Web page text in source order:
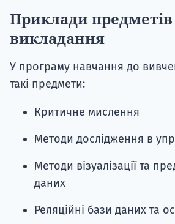
Приклади предметів
викладання
У програму навчання до
такі предмети:
Критичне мислення
Методи дослідження в
Методи візуалізації та
даних
Реляційні бази даних та